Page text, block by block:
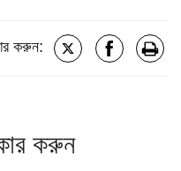
করুন:
করুন